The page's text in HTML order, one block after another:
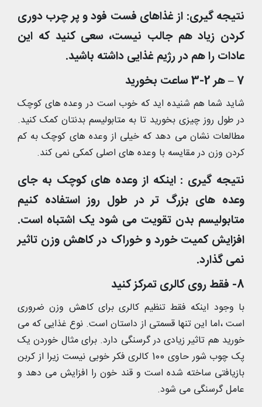
نتیجه گیری: از غذاهای فست فود و پر چرب دوری
کردن زیاد هم جالب نیست، سعی کنید که این
عادات را هم در رژیم غذایی داشته باشید.
7 – هر 2-3 ساعت بخورید
شاید شما هم شنیده اید که خوب است در وعده های کوچک
در طول روز چیزی بخورید تا به متابولیسم بدنتان کمک کنید.
مطالعات نشان می دهد که خیلی از وعده های کوچک به کم
کردن وزن در مقایسه با وعده های اصلی کمکی نمی کند.
نتیجه گیری : اینکه از وعده های کوچک به جای
وعده های بزرگ تر در طول روز استفاده کنیم
متابولیسم بدن تقویت می شود یک اشتباه است.
افزایش کمیت خورد و خوراک در کاهش وزن تاثیر
نمی گذارد.
8- فقط روی کالری تمرکز کنید
با وجود اینکه فقط تنظیم کالری برای کاهش وزن ضروری
است ،اما این تنها قسمتی از داستان است. نوع غذایی که می
خورید هم تاثیر زیادی در گرسنگی دارد. برای مثال خوردن یک
پک چوب شور حاوی 100 کالری فکر خوبی نیست زیرا از کربن
بازیافتی ساخته شده است و قند خون را افزایش می دهد و
عامل گرسنگی می شود.